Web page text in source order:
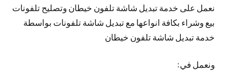
نعمل على خدمة تبديل شاشة تلفون خيطان وتصليح تلفونات
بيع وشراء بكافة انواعها مع تبديل شاشة تلفونات بواسطة
خدمة تبديل شاشة تلفون خيطان
ونعمل في: